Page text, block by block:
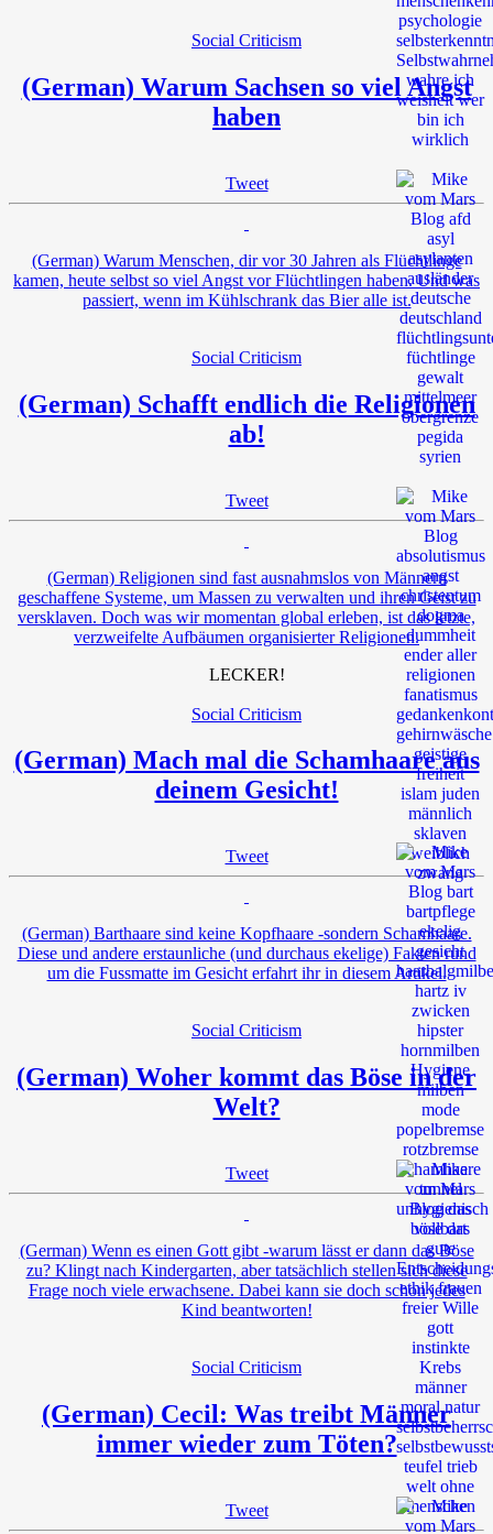
Social Criticism
(German) Warum Sachsen so viel Angst
haben
Tweet
(German) Warum Menschen, dir vor 30 Jahren als Flüchtlinge
kamen, heute selbst so viel Angst vor Flüchtlingen haben. Und was
passiert, wenn im Kühlschrank das Bier alle ist.
Social Criticism
(German) Schafft endlich die Religionen
ab!
Tweet
(German) Religionen sind fast ausnahmslos von Männern
geschaffene Systeme, um Massen zu verwalten und ihren Geist zu
versklaven. Doch was wir momentan global erleben, ist das letzte,
verzweifelte Aufbäumen organisierter Religionen.
LECKER!
Social Criticism
(German) Mach mal die Schamhaare aus
deinem Gesicht!
Tweet
(German) Barthaare sind keine Kopfhaare -sondern Schamhaare.
Diese und andere erstaunliche (und durchaus ekelige) Fakten rund
um die Fussmatte im Gesicht erfahrt ihr in diesem Artikel.
Social Criticism
(German) Woher kommt das Böse in der
Welt?
Tweet
(German) Wenn es einen Gott gibt -warum lässt er dann das Böse
zu? Klingt nach Kindergarten, aber tatsächlich stellen sich diese
Frage noch viele erwachsene. Dabei kann sie doch schon jedes
Kind beantworten!
Social Criticism
(German) Cecil: Was treibt Männer
immer wieder zum Töten?
Tweet